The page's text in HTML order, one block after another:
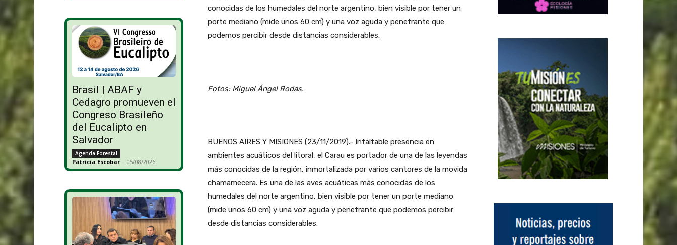
Brasil | ABAF y
Cedagro promueven el
Congreso Brasileño
del Eucalipto en
Salvador
Agenda Forestal
Patricia Escobar - 05/08/2026
conocidas de los humedales del norte argentino, bien visible por tener un
porte mediano (mide unos 60 cm) y una voz aguda y penetrante que
podemos percibir desde distancias considerables.
Fotos: Miguel Ángel Rodas.
BUENOS AIRES Y MISIONES (23/11/2019).- Infaltable presencia en
ambientes acuáticos del litoral, el Carau es portador de una de las leyendas
más conocidas de la región, inmortalizada por varios cantores de la movida
chamamecera. Es una de las aves acuáticas más conocidas de los
humedales del norte argentino, bien visible por tener un porte mediano
(mide unos 60 cm) y una voz aguda y penetrante que podemos percibir
desde distancias considerables.